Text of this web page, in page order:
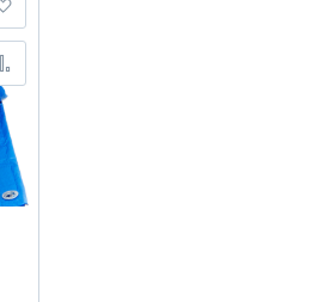
Adicionar à lista de
Adicionar para